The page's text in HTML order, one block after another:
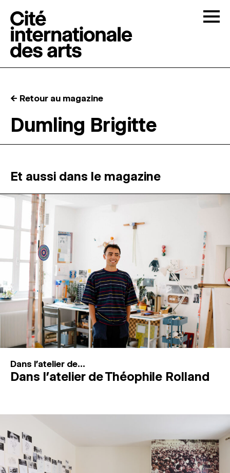
RÉSIDENCES ↓
ATELIERS OUVERTS
PROGRAMMATION
MAGAZINE
ESPACES DE PRATIQUE ARTISTIQUE ↓
Recherche
Connexion
← Retour au magazine
Dumling Brigitte
Et aussi dans le magazine
Dans l'atelier de...
Dans l’atelier de Théophile Rolland